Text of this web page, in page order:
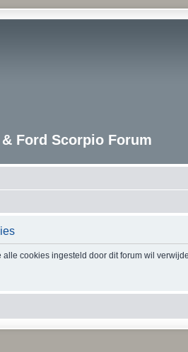
Ford Scorpio Forum
alle cookies ingesteld door dit forum wil